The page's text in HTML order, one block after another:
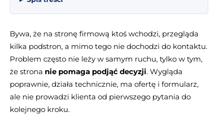
Bywa, że na stronę firmową ktoś wchodzi, przegląda
kilka podstron, a mimo tego nie dochodzi do kontaktu.
Problem często nie leży w samym ruchu, tylko w tym,
że strona nie pomaga podjąć decyzji. Wygląda
poprawnie, działa technicznie, ma ofertę i formularz,
ale nie prowadzi klienta od pierwszego pytania do
kolejnego kroku.